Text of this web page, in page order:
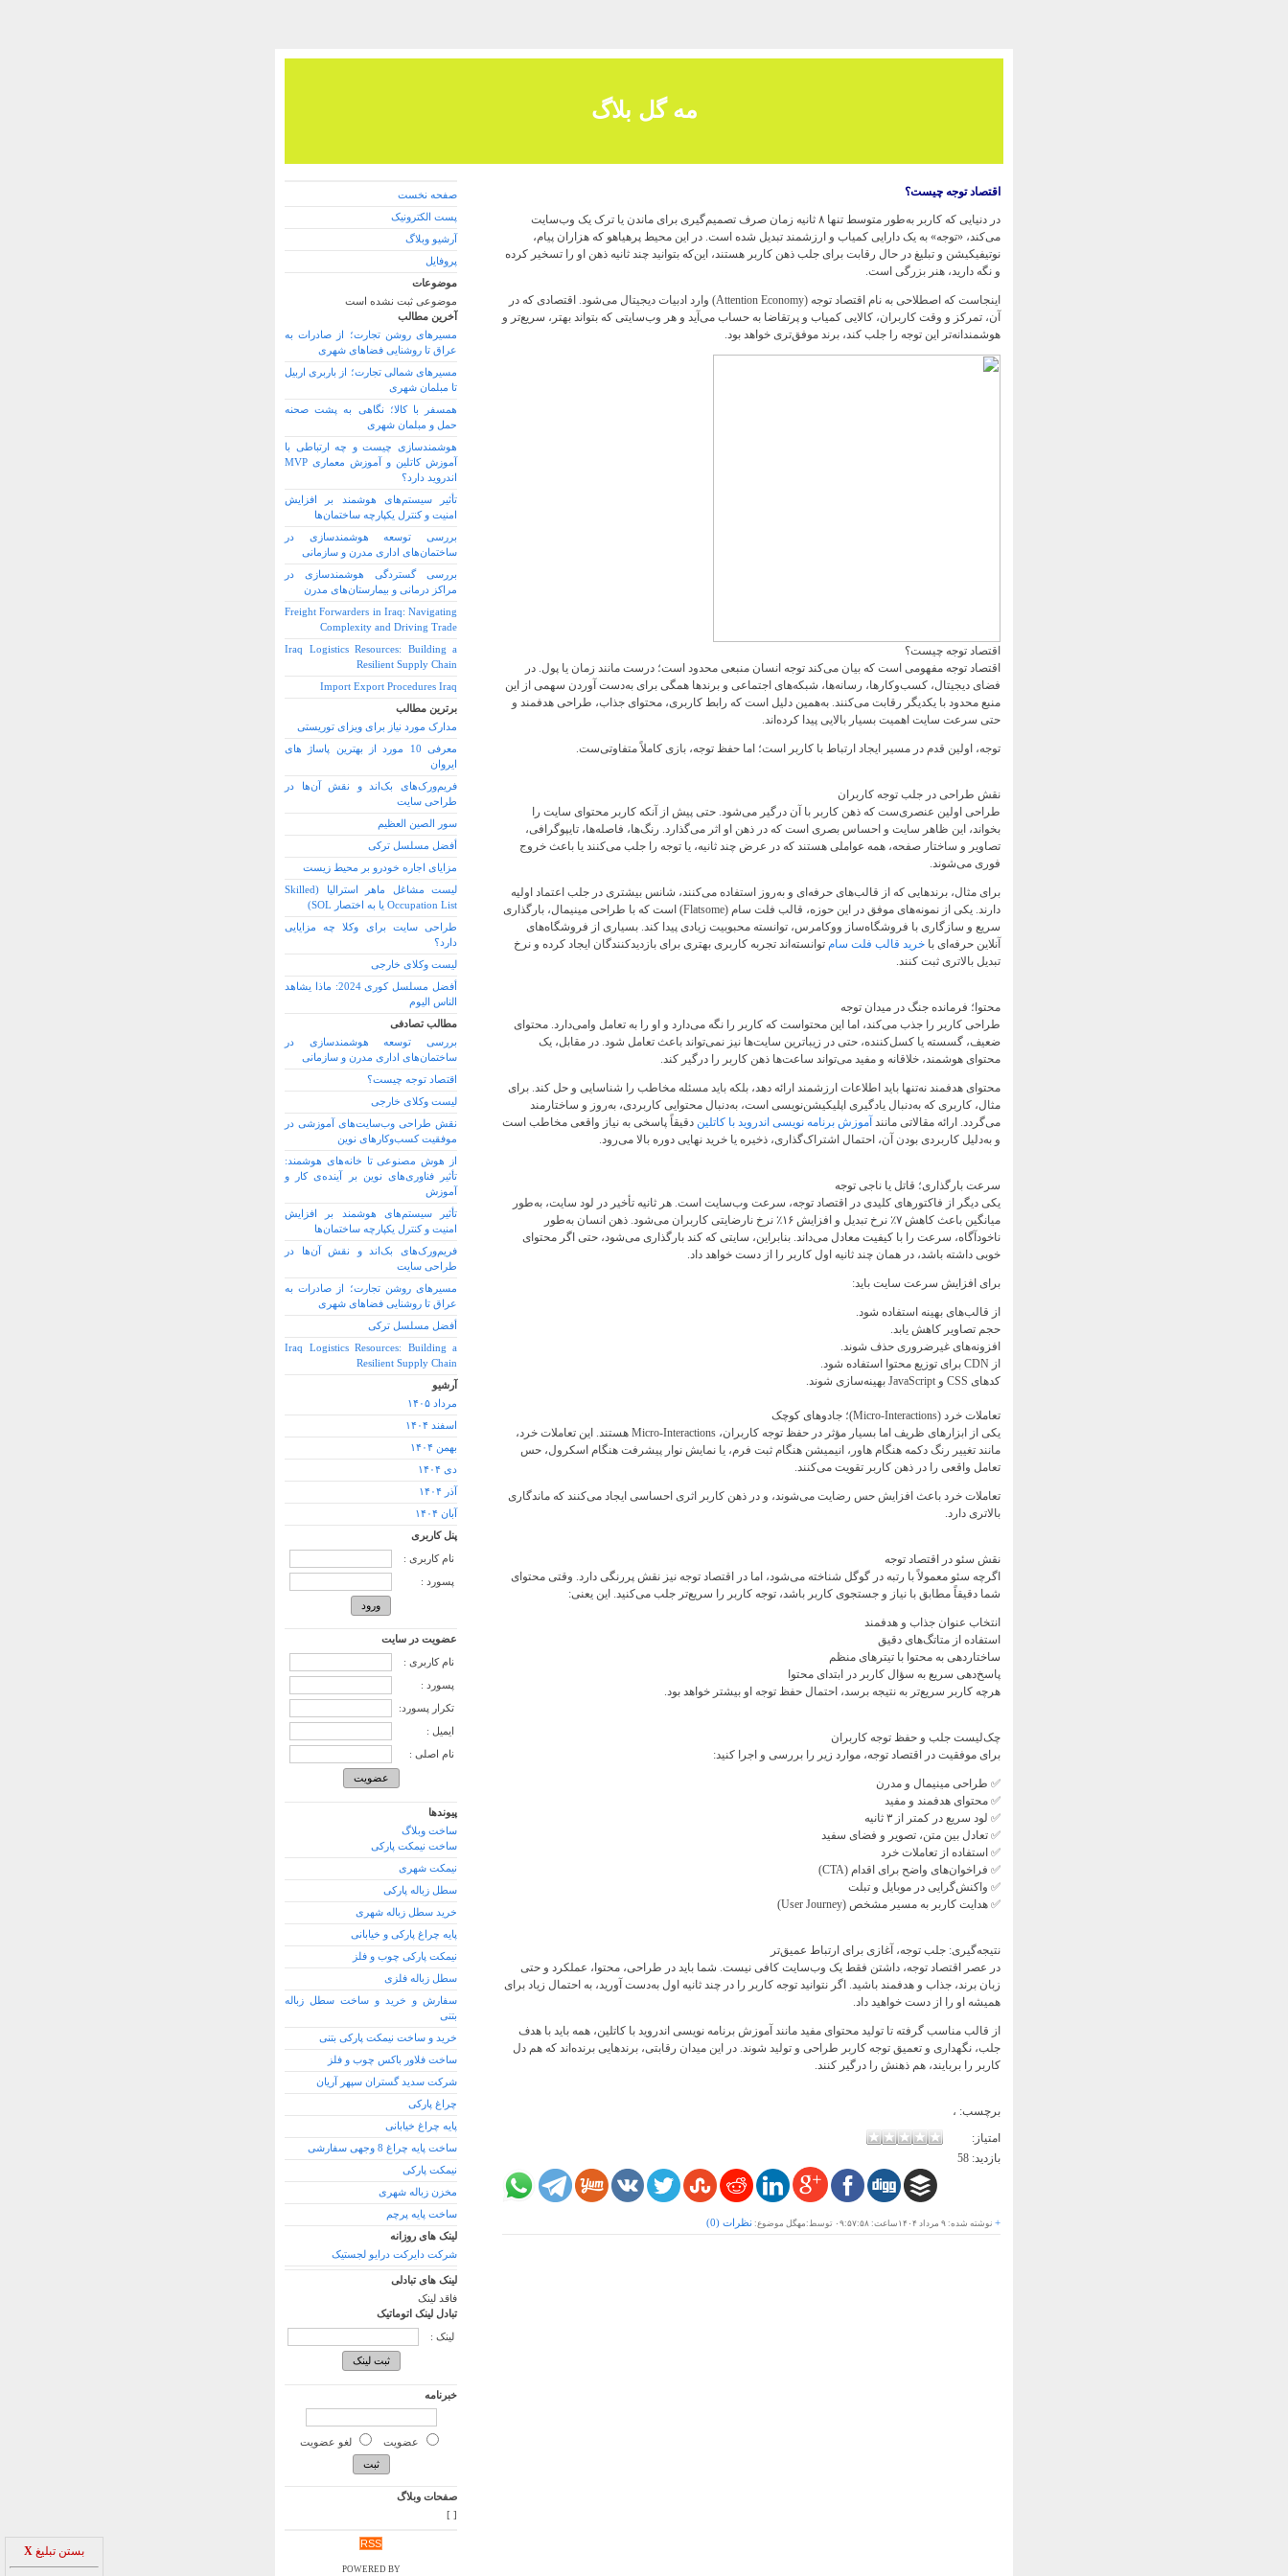
بستن تبلیغ X
مه گل بلاگ
اقتصاد توجه چیست؟
در دنیایی که کاربر به‌طور متوسط تنها ۸ ثانیه زمان صرف تصمیم‌گیری برای ماندن یا ترک یک وب‌سایت
می‌کند، «توجه» به یک دارایی کمیاب و ارزشمند تبدیل شده است. در این محیط پرهیاهو که هزاران پیام،
نوتیفیکیشن و تبلیغ در حال رقابت برای جلب ذهن کاربر هستند، این‌که بتوانید چند ثانیه ذهن او را تسخیر کرده
و نگه دارید، هنر بزرگی است.
اینجاست که اصطلاحی به نام اقتصاد توجه (Attention Economy) وارد ادبیات دیجیتال می‌شود. اقتصادی که در
آن، تمرکز و وقت کاربران، کالایی کمیاب و پرتقاضا به حساب می‌آید و هر وب‌سایتی که بتواند بهتر، سریع‌تر و
هوشمندانه‌تر این توجه را جلب کند، برند موفق‌تری خواهد بود.
اقتصاد توجه چیست؟
اقتصاد توجه مفهومی است که بیان می‌کند توجه انسان منبعی محدود است؛ درست مانند زمان یا پول. در
فضای دیجیتال، کسب‌وکارها، رسانه‌ها، شبکه‌های اجتماعی و برندها همگی برای به‌دست آوردن سهمی از این
منبع محدود با یکدیگر رقابت می‌کنند. به‌همین دلیل است که رابط کاربری، محتوای جذاب، طراحی هدفمند و
حتی سرعت سایت اهمیت بسیار بالایی پیدا کرده‌اند.
توجه، اولین قدم در مسیر ایجاد ارتباط با کاربر است؛ اما حفظ توجه، بازی کاملاً متفاوتی‌ست.
نقش طراحی در جلب توجه کاربران
طراحی اولین عنصری‌ست که ذهن کاربر با آن درگیر می‌شود. حتی پیش از آنکه کاربر محتوای سایت را
بخواند، این ظاهر سایت و احساس بصری است که در ذهن او اثر می‌گذارد. رنگ‌ها، فاصله‌ها، تایپوگرافی،
تصاویر و ساختار صفحه، همه عواملی هستند که در عرض چند ثانیه، یا توجه را جلب می‌کنند یا باعث خروج
فوری می‌شوند.
برای مثال، برندهایی که از قالب‌های حرفه‌ای و به‌روز استفاده می‌کنند، شانس بیشتری در جلب اعتماد اولیه
دارند. یکی از نمونه‌های موفق در این حوزه، قالب فلت سام (Flatsome) است که با طراحی مینیمال، بارگذاری
سریع و سازگاری با فروشگاه‌ساز ووکامرس، توانسته محبوبیت زیادی پیدا کند. بسیاری از فروشگاه‌های
آنلاین حرفه‌ای با خرید قالب فلت سام توانسته‌اند تجربه کاربری بهتری برای بازدیدکنندگان ایجاد کرده و نرخ
تبدیل بالاتری ثبت کنند.
محتوا؛ فرمانده جنگ در میدان توجه
طراحی کاربر را جذب می‌کند، اما این محتواست که کاربر را نگه می‌دارد و او را به تعامل وا‌می‌دارد. محتوای
ضعیف، گسسته یا کسل‌کننده، حتی در زیباترین سایت‌ها نیز نمی‌تواند باعث تعامل شود. در مقابل، یک
محتوای هوشمند، خلاقانه و مفید می‌تواند ساعت‌ها ذهن کاربر را درگیر کند.
محتوای هدفمند نه‌تنها باید اطلاعات ارزشمند ارائه دهد، بلکه باید مسئله مخاطب را شناسایی و حل کند. برای
مثال، کاربری که به‌دنبال یادگیری اپلیکیشن‌نویسی است، به‌دنبال محتوایی کاربردی، به‌روز و ساختارمند
می‌گردد. ارائه مقالاتی مانند آموزش برنامه نویسی اندروید با کاتلین دقیقاً پاسخی به نیاز واقعی مخاطب است
و به‌دلیل کاربردی بودن آن، احتمال اشتراک‌گذاری، ذخیره یا خرید نهایی دوره بالا می‌رود.
سرعت بارگذاری؛ قاتل یا ناجی توجه
یکی دیگر از فاکتورهای کلیدی در اقتصاد توجه، سرعت وب‌سایت است. هر ثانیه تأخیر در لود سایت، به‌طور
میانگین باعث کاهش ۷٪ نرخ تبدیل و افزایش ۱۶٪ نرخ نارضایتی کاربران می‌شود. ذهن انسان به‌طور
ناخودآگاه، سرعت را با کیفیت معادل می‌داند. بنابراین، سایتی که کند بارگذاری می‌شود، حتی اگر محتوای
خوبی داشته باشد، در همان چند ثانیه اول کاربر را از دست خواهد داد.
برای افزایش سرعت سایت باید:
از قالب‌های بهینه استفاده شود.
حجم تصاویر کاهش یابد.
افزونه‌های غیرضروری حذف شوند.
از CDN برای توزیع محتوا استفاده شود.
کدهای CSS و JavaScript بهینه‌سازی شوند.
تعاملات خرد (Micro-Interactions)؛ جادوهای کوچک
یکی از ابزارهای ظریف اما بسیار مؤثر در حفظ توجه کاربران، Micro-Interactions هستند. این تعاملات خرد،
مانند تغییر رنگ دکمه هنگام هاور، انیمیشن هنگام ثبت فرم، یا نمایش نوار پیشرفت هنگام اسکرول، حس
تعامل واقعی را در ذهن کاربر تقویت می‌کنند.
تعاملات خرد باعث افزایش حس رضایت می‌شوند، و در ذهن کاربر اثری احساسی ایجاد می‌کنند که ماندگاری
بالاتری دارد.
نقش سئو در اقتصاد توجه
اگرچه سئو معمولاً با رتبه در گوگل شناخته می‌شود، اما در اقتصاد توجه نیز نقش پررنگی دارد. وقتی محتوای
شما دقیقاً مطابق با نیاز و جستجوی کاربر باشد، توجه کاربر را سریع‌تر جلب می‌کنید. این یعنی:
انتخاب عنوان جذاب و هدفمند
استفاده از متاتگ‌های دقیق
ساختار‌دهی به محتوا با تیترهای منظم
پاسخ‌دهی سریع به سؤال کاربر در ابتدای محتوا
هرچه کاربر سریع‌تر به نتیجه برسد، احتمال حفظ توجه او بیشتر خواهد بود.
چک‌لیست جلب و حفظ توجه کاربران
برای موفقیت در اقتصاد توجه، موارد زیر را بررسی و اجرا کنید:
✅ طراحی مینیمال و مدرن
✅ محتوای هدفمند و مفید
✅ لود سریع در کمتر از ۳ ثانیه
✅ تعادل بین متن، تصویر و فضای سفید
✅ استفاده از تعاملات خرد
✅ فراخوان‌های واضح برای اقدام (CTA)
✅ واکنش‌گرایی در موبایل و تبلت
✅ هدایت کاربر به مسیر مشخص (User Journey)
نتیجه‌گیری: جلب توجه، آغازی برای ارتباط عمیق‌تر
در عصر اقتصاد توجه، داشتن فقط یک وب‌سایت کافی نیست. شما باید در طراحی، محتوا، عملکرد و حتی
زبان برند، جذاب و هدفمند باشید. اگر نتوانید توجه کاربر را در چند ثانیه اول به‌دست آورید، به احتمال زیاد برای
همیشه او را از دست خواهید داد.
از قالب مناسب گرفته تا تولید محتوای مفید مانند آموزش برنامه نویسی اندروید با کاتلین، همه باید با هدف
جلب، نگهداری و تعمیق توجه کاربر طراحی و تولید شوند. در این میدان رقابتی، برندهایی برنده‌اند که هم دل
کاربر را بربایند، هم ذهنش را درگیر کنند.
برچسب: ،
امتیاز:
بازدید: 58
+ نوشته شده: ۹ مرداد ۱۴۰۴ ساعت: ۰۹:۵۷:۵۸ توسط:مهگل موضوع: نظرات (0
)
صفحه نخست
پست الکترونیک
آرشیو وبلاگ
پروفایل
موضوعات
موضوعی ثبت نشده است
آخرین مطالب
مسیرهای روشن تجارت؛ از صادرات به
عراق تا روشنایی فضاهای شهری
مسیرهای شمالی تجارت؛ از باربری اربیل
تا مبلمان شهری
همسفر با کالا؛ نگاهی به پشت صحنه
حمل و مبلمان شهری
هوشمندسازی چیست و چه ارتباطی با
آموزش کاتلین و آموزش معماری MVP
اندروید دارد؟
تأثیر سیستم‌های هوشمند بر افزایش
امنیت و کنترل یکپارچه ساختمان‌ها
بررسی توسعه هوشمندسازی در
ساختمان‌های اداری مدرن و سازمانی
بررسی گستردگی هوشمندسازی در
مراکز درمانی و بیمارستان‌های مدرن
Freight Forwarders in Iraq: Navigating
Complexity and Driving Trade
Iraq Logistics Resources: Building a
Resilient Supply Chain
Import Export Procedures Iraq
برترین مطالب
مدارک مورد نیاز برای ویزای توریستی
معرفی 10 مورد از بهترین پاساژ های
ایروان
فریم‌ورک‌های بک‌اند و نقش آن‌ها در
طراحی سایت
سور الصین العظیم
أفضل مسلسل ترکی
مزایای اجاره خودرو بر محیط زیست
لیست مشاغل ماهر استرالیا (Skilled
Occupation List یا به اختصار SOL)
طراحی سایت برای وکلا چه مزایایی
دارد؟
لیست وکلای خارجی
أفضل مسلسل کوری 2024: ماذا یشاهد
الناس الیوم
مطالب تصادفی
بررسی توسعه هوشمندسازی در
ساختمان‌های اداری مدرن و سازمانی
اقتصاد توجه چیست؟
لیست وکلای خارجی
نقش طراحی وب‌سایت‌های آموزشی در
موفقیت کسب‌وکارهای نوین
از هوش مصنوعی تا خانه‌های هوشمند:
تأثیر فناوری‌های نوین بر آینده‌ی کار و
آموزش
تأثیر سیستم‌های هوشمند بر افزایش
امنیت و کنترل یکپارچه ساختمان‌ها
فریم‌ورک‌های بک‌اند و نقش آن‌ها در
طراحی سایت
مسیرهای روشن تجارت؛ از صادرات به
عراق تا روشنایی فضاهای شهری
أفضل مسلسل ترکی
Iraq Logistics Resources: Building a
Resilient Supply Chain
آرشیو
مرداد ۱۴۰۵
اسفند ۱۴۰۴
بهمن ۱۴۰۴
دی ۱۴۰۴
آذر ۱۴۰۴
آبان ۱۴۰۴
پنل کاربری
نام کاربری :
پسورد :
عضویت در سایت
نام کاربری :
پسورد :
تکرار پسورد:
ایمیل :
نام اصلی :
پیوندها
ساخت وبلاگ
ساخت نیمکت پارکی
نیمکت شهری
سطل زباله پارکی
خرید سطل زباله شهری
پایه چراغ پارکی و خیابانی
نیمکت پارکی چوب و فلز
سطل زباله فلزی
سفارش و خرید و ساخت سطل زباله
بتنی
خرید و ساخت نیمکت پارکی بتنی
ساخت فلاور باکس چوب و فلز
شرکت سدید گستران سپهر آریان
چراغ پارکی
پایه چراغ خیابانی
ساخت پایه چراغ 8 وجهی سفارشی
نیمکت‌ پارکی
مخزن زباله شهری
ساخت پایه پرچم
لینک های روزانه
شرکت دایرکت درایو لجستیک
لینک های تبادلی
فاقد لینک
تبادل لینک اتوماتیک
لینک :
خبرنامه
عضویت لغو عضویت
صفحات وبلاگ
[
]
RSS
POWERED BY